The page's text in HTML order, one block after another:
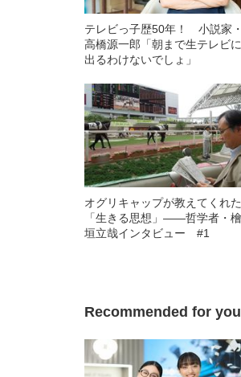
テレビっ子歴50年！ 小説家・
高橋源一郎「朝まで生テレビに
出るわけないでしょ」
オグリキャップが教えてくれた
「生きる思想」――哲学者・檜
垣立哉インタビュー #1
Recommended for you